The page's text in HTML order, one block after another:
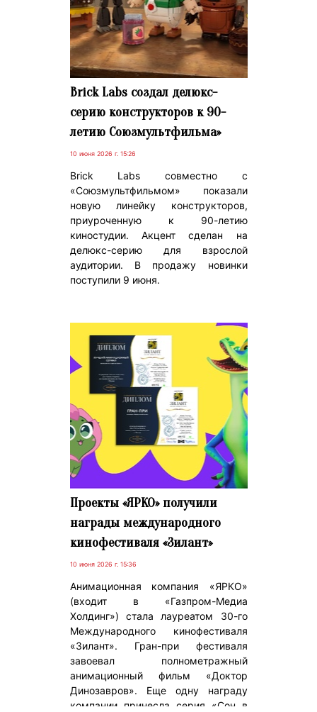
Brick Labs создал делюкс-
серию конструкторов к 90-
летию Союзмультфильма»
10 июня 2026 г. 15:26
Brick Labs совместно с
«Союзмультфильмом» показали
новую линейку конструкторов,
приуроченную к 90-летию
киностудии. Акцент сделан на
делюкс-серию для взрослой
аудитории. В продажу новинки
поступили 9 июня.
Проекты «ЯРКО» получили
награды международного
кинофестиваля «Зилант»
10 июня 2026 г. 15:36
Анимационная компания «ЯРКО»
(входит в «Газпром-Медиа
Холдинг») стала лауреатом 30-го
Международного кинофестиваля
«Зилант». Гран-при фестиваля
завоевал полнометражный
анимационный фильм «Доктор
Динозавров». Еще одну награду
компании принесла серия «Сон в